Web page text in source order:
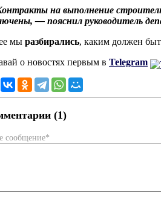
на выполнение
— пояснил руководитель
мы разбирались, каким должен
о новостях первым в Telegram
(1)
сообщение*